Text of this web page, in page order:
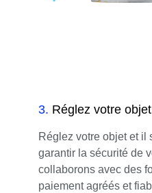
3. Réglez votre
Réglez votre objet et il
garantir la sécurité de
collaborons avec des
paiement agréés et